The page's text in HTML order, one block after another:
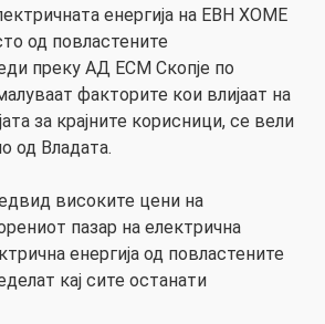
енергија на ЕВН ХОМЕ
од повластените
преку АД ЕСМ Скопје по
факторите кои влијаат на
за крајните корисници, се вели
од Владата.
високите цени на
пазар на електрична
енергија од повластените
кај сите останати